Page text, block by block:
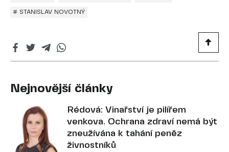
# STANISLAV NOVOTNÝ
Nejnovější články
Rédová: Vinařství je pilířem
venkova. Ochrana zdraví nemá být
zneužívána k tahání peněz
živnostníků